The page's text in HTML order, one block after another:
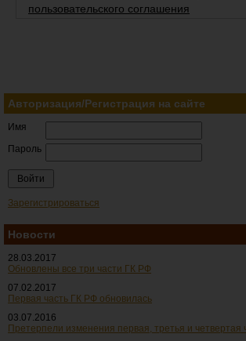
пользовательского соглашения
Авторизация/Регистрация на сайте
Имя
Пароль
Зарегистрироваться
Новости
28.03.2017
Обновлены все три части ГК РФ
07.02.2017
Первая часть ГК РФ обновилась
03.07.2016
Претерпели изменения первая, третья и четвертая